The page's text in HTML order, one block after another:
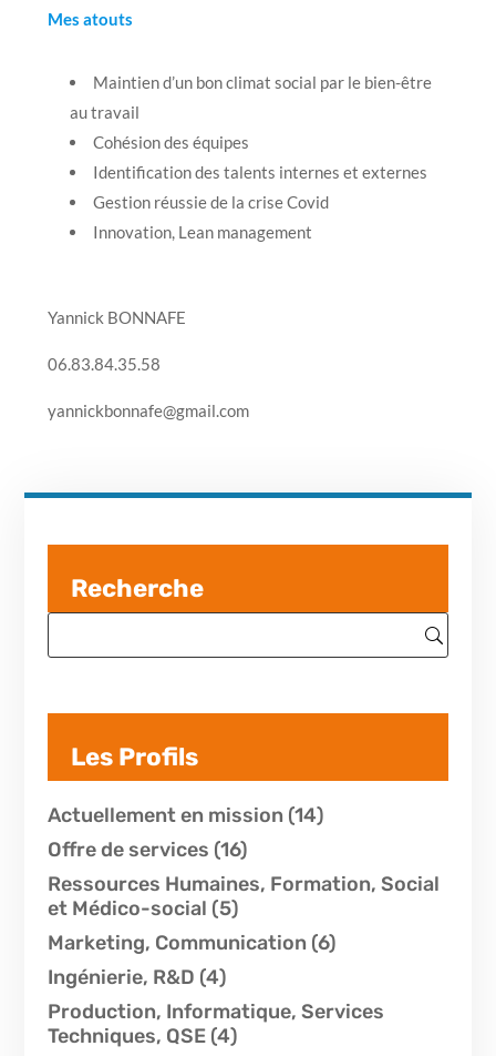
Mes atouts
Maintien d’un bon climat social par le bien-être
au travail
Cohésion des équipes
Identification des talents internes et externes
Gestion réussie de la crise Covid
Innovation, Lean management
Yannick BONNAFE
06.83.84.35.58
yannickbonnafe@gmail.com
Recherche
Les Profils
Actuellement en mission (14)
Offre de services (16)
Ressources Humaines, Formation, Social
et Médico-social (5)
Marketing, Communication (6)
Ingénierie, R&D (4)
Production, Informatique, Services
Techniques, QSE(4)